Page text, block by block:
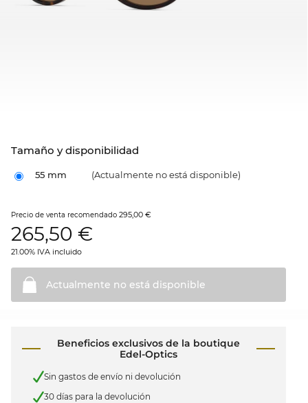
Tamaño y disponibilidad
55 mm (Actualmente no está disponible)
Precio de venta recomendado 295,00 €
265,50 €
21.00% IVA incluido
Actualmente no está disponible
Beneficios exclusivos de la boutique
Edel-Optics
Sin gastos de envío ni devolución
30 días para la devolución